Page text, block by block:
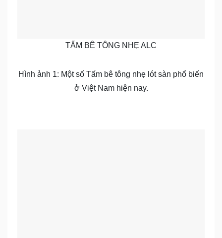
TẤM BÊ TÔNG NHẸ ALC
Hình ảnh 1: Một số Tấm bê tông nhẹ lót sàn phổ biến
ở Việt Nam hiện nay.